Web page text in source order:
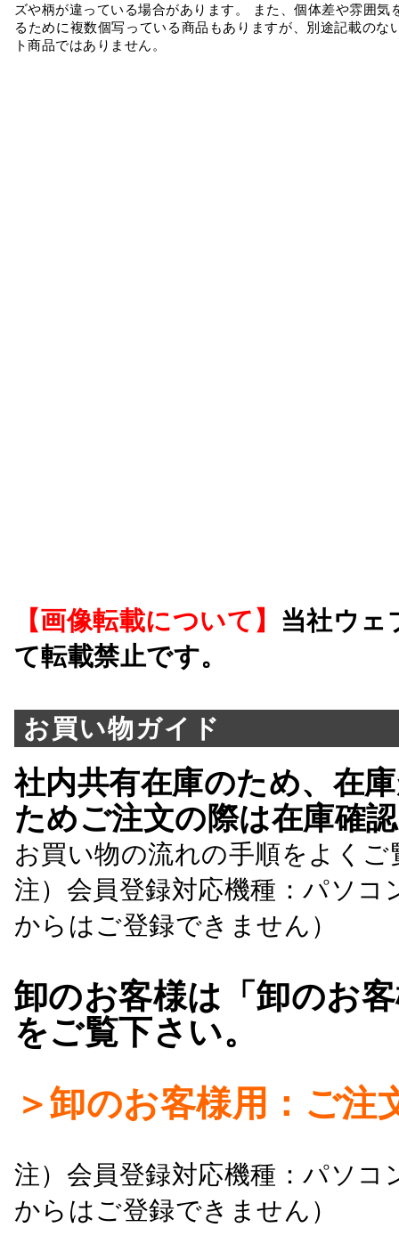
ズや柄が違っている場合があります。 また、個体差や雰囲気
るために複数個写っている商品もありますが、別途記載のな
ト商品ではありません。
【画像転載について】 当社ウェ
て転載禁止です。
お買い物ガイド
社内共有在庫のため、在
ためご注文の際は在庫確
お買い物の流れの手順をよくご
注）会員登録対応機種：パソ
からはご登録できません）
卸のお客様は「卸のお
をご覧下さい。
＞卸のお客様用：ご注
注）会員登録対応機種：パソ
からはご登録できません）